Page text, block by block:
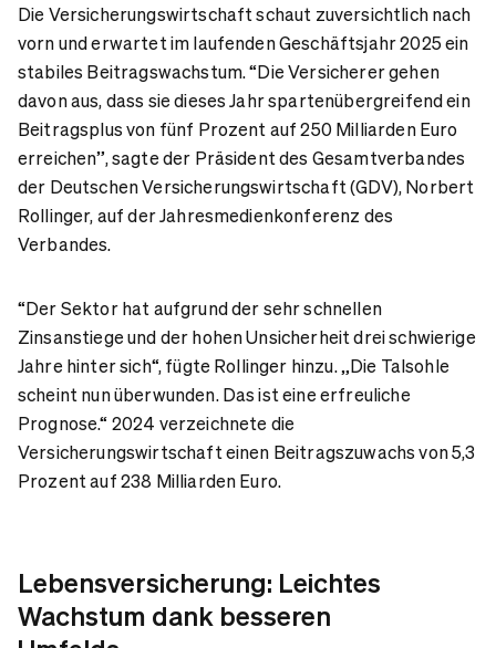
Die Versicherungswirtschaft schaut zuversichtlich nach
vorn und erwartet im laufenden Geschäftsjahr 2025 ein
stabiles Beitragswachstum. “Die Versicherer gehen
davon aus, dass sie dieses Jahr spartenübergreifend ein
Beitragsplus von fünf Prozent auf 250 Milliarden Euro
erreichen”, sagte der Präsident des Gesamtverbandes
der Deutschen Versicherungswirtschaft (GDV), Norbert
Rollinger, auf der Jahresmedienkonferenz des
Verbandes.
“Der Sektor hat aufgrund der sehr schnellen
Zinsanstiege und der hohen Unsicherheit drei schwierige
Jahre hinter sich“, fügte Rollinger hinzu. „Die Talsohle
scheint nun überwunden. Das ist eine erfreuliche
Prognose.“ 2024 verzeichnete die
Versicherungswirtschaft einen Beitragszuwachs von 5,3
Prozent auf 238 Milliarden Euro.
Lebensversicherung: Leichtes
Wachstum dank besseren